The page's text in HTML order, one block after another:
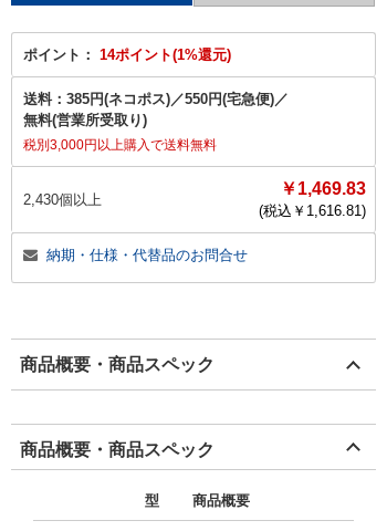
ポイント： 14ポイント(1%還元)
送料： 385円(ネコポス)／550円(宅急便)／
無料(営業所受取り)
税別3,000円以上購入で送料無料
2,430個以上
￥1,469.83
(税込￥ 1,616.81)
納期・仕様・代替品のお問合せ
商品概要・商品スペック
商品概要・商品スペック
型 商品概要